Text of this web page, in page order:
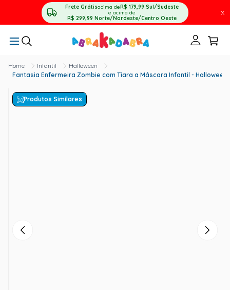
Frete Grátisacima deR$ 179,99 Sul/Sudeste
e acima de
R$ 299,99 Norte/Nordeste/Centro Oeste
X
Infantil
Halloween
Fantasia Enfermeira Zombie com Tiara a Máscara Infantil - Halloween
Produtos Similares